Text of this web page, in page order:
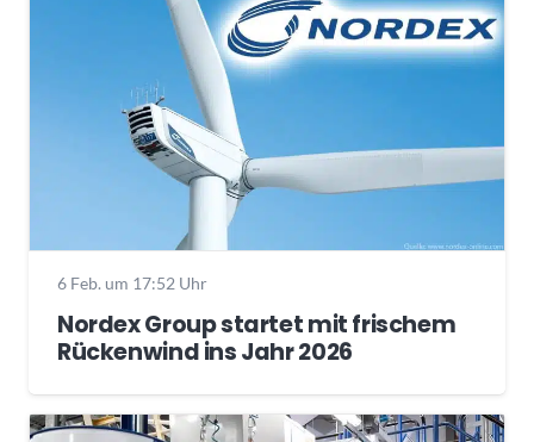
6 Feb. um 17:52 Uhr
Nordex Group startet mit frischem
Rückenwind ins Jahr 2026